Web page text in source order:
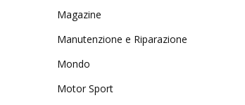
Magazine
Manutenzione e Riparazione
Mondo
Motor Sport